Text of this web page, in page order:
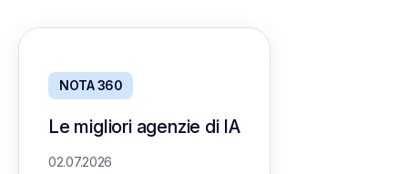
NOTA 360
Le migliori agenzie di IA
02.07.2026